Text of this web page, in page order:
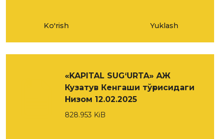
Ko'rish Yuklash
«KAPITAL SUG‘URTA» АЖ
Кузатув Кенгаши тўғрисидаги
Низом 12.02.2025
828.953 KiB